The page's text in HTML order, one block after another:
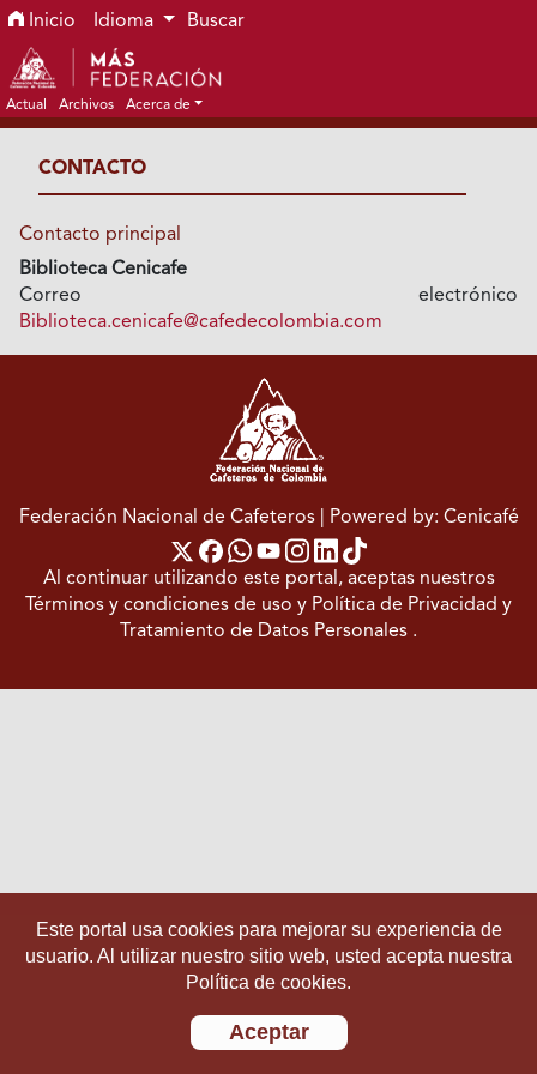
Ir al menú de navegación principal
Ir al contenido principal
Ir al pie de página del sitio
Inicio Idioma Buscar
Actual Archivos Acerca de
CONTACTO
Contacto principal
Biblioteca Cenicafe
Correo electrónico
Biblioteca.cenicafe@cafedecolombia.com
Este portal usa cookies para mejorar su experiencia de
usuario. Al utilizar nuestro sitio web, usted acepta nuestra
Política de cookies.
Aceptar
Federación Nacional de Cafeteros | Powered by: Cenicafé
Al continuar utilizando este portal, aceptas nuestros
Términos y condiciones de uso y Política de Privacidad y
Tratamiento de Datos Personales .